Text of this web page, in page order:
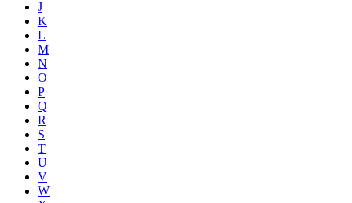
J
K
L
M
N
O
P
Q
R
S
T
U
V
W